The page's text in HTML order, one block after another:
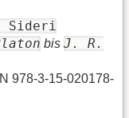
Sideri
bisJ. R.
978-3-15-020178-